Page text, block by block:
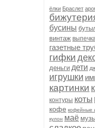
ёлки Браслет
бусины
винтаж
газетные
гифки
деньги дети
игрушки
картинки
контуры коты
кофе кофейные
кулон маё